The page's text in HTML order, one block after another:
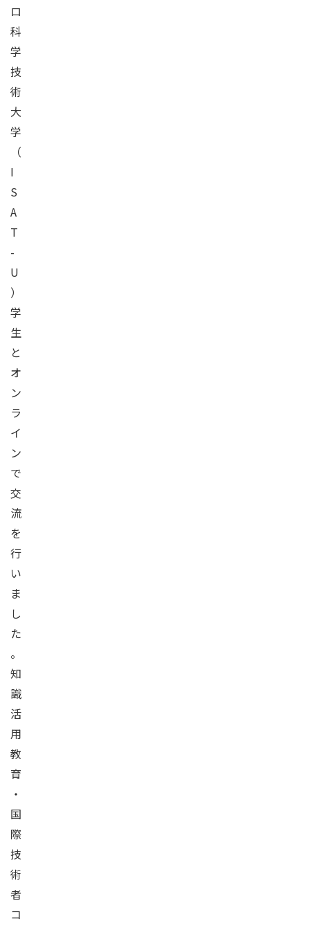
ロ
科
学
技
術
大
学
（
I
S
A
T
-
U
）
学
生
と
オ
ン
ラ
イ
ン
で
交
流
を
行
い
ま
し
た
。
知
識
活
用
教
育
・
国
際
技
術
者
コ